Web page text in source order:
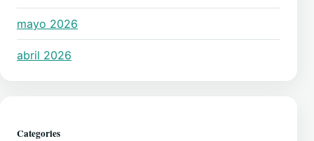
mayo 2026
abril 2026
Categories